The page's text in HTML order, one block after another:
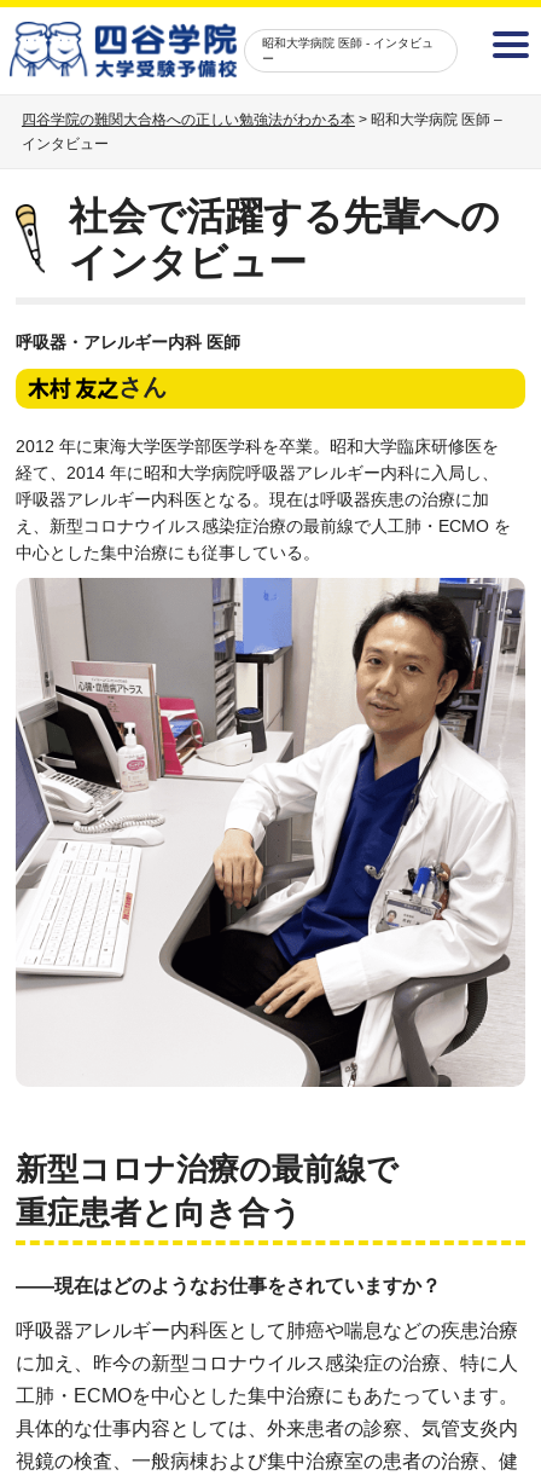
昭和大学病院 医師 - インタビュ
ー
四谷学院の難関大合格への正しい勉強法がわかる本> 昭和大学病院 医師 –
インタビュー
社会で活躍する先輩への
インタビュー
呼吸器・アレルギー内科 医師
さん
2012 年に東海大学医学部医学科を卒業。昭和大学臨床研修医を
経て、2014 年に昭和大学病院呼吸器アレルギー内科に入局し、
呼吸器アレルギー内科医となる。現在は呼吸器疾患の治療に加
え、新型コロナウイルス感染症治療の最前線で人工肺・ECMO を
中心とした集中治療にも従事している。
新型コロナ治療の最前線で
重症患者と向き合う
――現在はどのようなお仕事をされていますか？
呼吸器アレルギー内科医として肺癌や喘息などの疾患治療
に加え、昨今の新型コロナウイルス感染症の治療、特に人
工肺・ECMOを中心とした集中治療にもあたっています。
具体的な仕事内容としては、外来患者の診察、気管支炎内
視鏡の検査、一般病棟および集中治療室の患者の治療、健